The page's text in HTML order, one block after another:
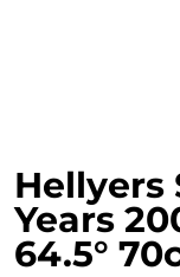
Hellyers
Years
64.5°